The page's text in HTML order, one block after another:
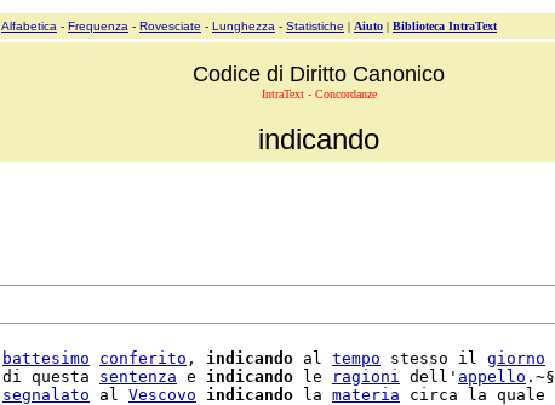
Alfabetica - Frequenza - Rovesciate - Lunghezza - Statistiche | Aiuto | Biblioteca IntraText
Codice di Diritto Canonico
IntraText - Concordanze
indicando
battesimo conferito , indicando al tempo stesso il giorno
di questa sentenza e indicando le ragioni dell' appello .~§
segnalato al Vescovo indicando la materia